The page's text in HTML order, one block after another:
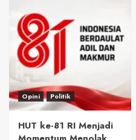
Opini Politik
HUT ke-81 RI Menjadi